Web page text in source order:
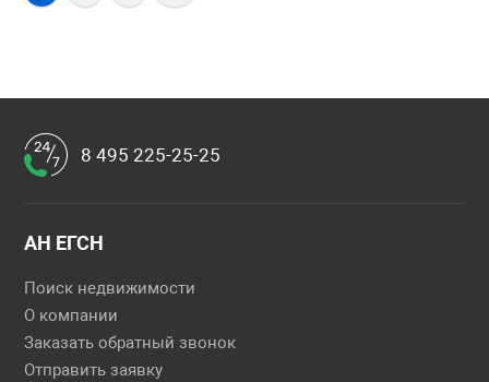
8 495 225-25-25
АН ЕГСН
Поиск недвижимости
О компании
Заказать обратный звонок
Отправить заявку